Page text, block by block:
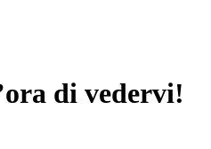
di vedervi!